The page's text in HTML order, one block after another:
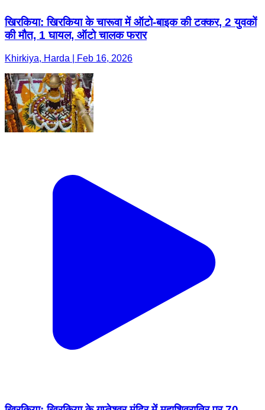
खिरकिया: खिरकिया के चारूवा में ऑटो-बाइक की टक्कर, 2 युवकों
की मौत, 1 घायल, ऑटो चालक फरार
Khirkiya, Harda | Feb 16, 2026